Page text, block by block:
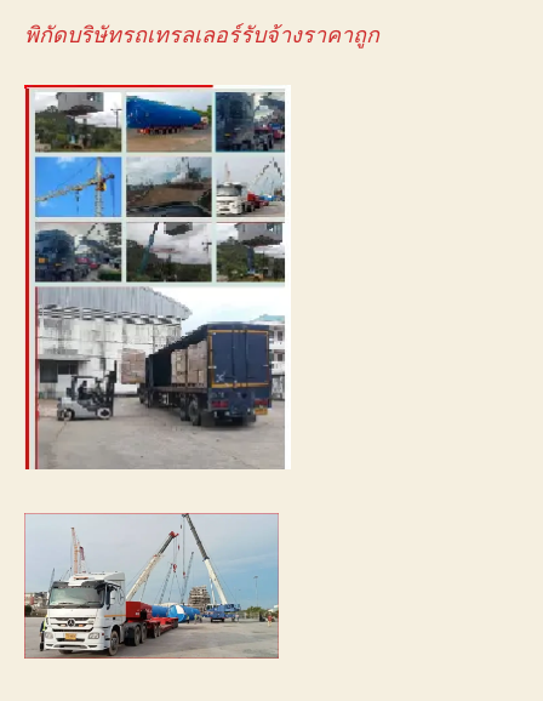
พิกัดบริษัทรถเทรลเลอร์รับจ้างราคาถูก